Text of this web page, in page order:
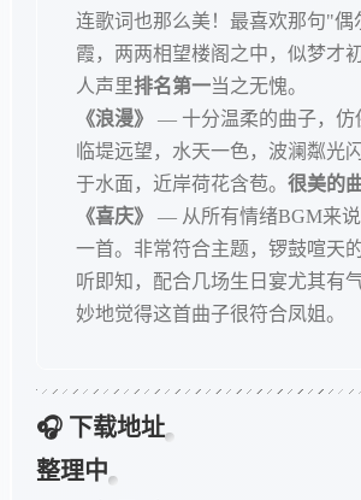
连歌词也那么美！最喜欢那句"偶
霞，两两相望楼阁之中，似梦才
人声里排名第一当之无愧。
《浪漫》
— 十分温柔的曲子，仿
临堤远望，水天一色，波澜粼光
于水面，近岸荷花含苞。 很美的
《喜庆》
— 从所有情绪BGM来
一首。非常符合主题，锣鼓喧天
听即知，配合几场生日宴尤其有
妙地觉得这首曲子很符合凤姐。
🎧 下载地址
整理中